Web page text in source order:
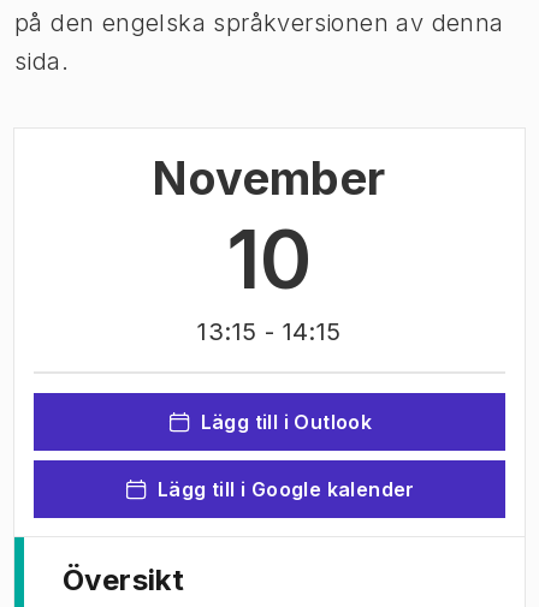
på den engelska språkversionen av denna
sida.
November
10
13:15 - 14:15
Lägg till i Outlook
Lägg till i Google kalender
Översikt